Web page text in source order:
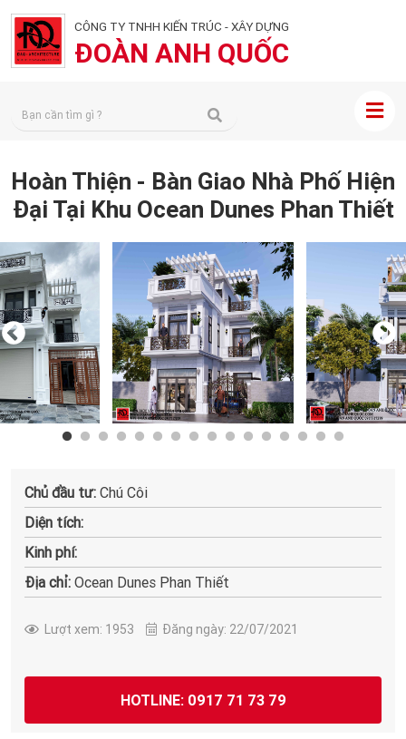
CÔNG TY TNHH KIẾN TRÚC - XÂY DỰNG
ĐOÀN ANH QUỐC
Hoàn Thiện - Bàn Giao Nhà Phố Hiện
Đại Tại Khu Ocean Dunes Phan Thiết
Chủ đầu tư: Chú Côi
Diện tích:
Kinh phí:
Địa chỉ: Ocean Dunes Phan Thiết
Lượt xem: 1953 Đăng ngày: 22/07/2021
HOTLINE: 0917 71 73 79